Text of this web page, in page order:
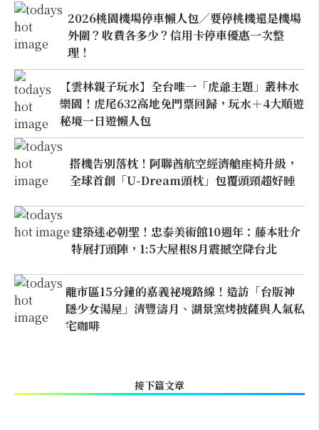
2026桃園機場停車懶人包／要停桃機還是機場
外圍？收費各多少？信用卡停車優惠一次整
理！
【雲林親子玩水】全台唯一「虎爺主題」叢林水
樂園！虎尾632高地免門票回歸，玩水＋4大順遊
秘境一日遊懶人包
搭機告別落枕！阿聯酋航空經濟艙座椅升級，
全球首創「U-Dream頭枕」包覆頭頸超好睡
建築迷必朝聖！忠泰美術館10週年：藤本壯介
特展打頭陣，1:5大屋根8月震撼空降台北
離市區15分鐘的嘉義祕境路線！造訪「台版神
隱少女湯屋」清豐濤月、湖景窯烤披薩與人氣私
宅咖啡
接下篇文章